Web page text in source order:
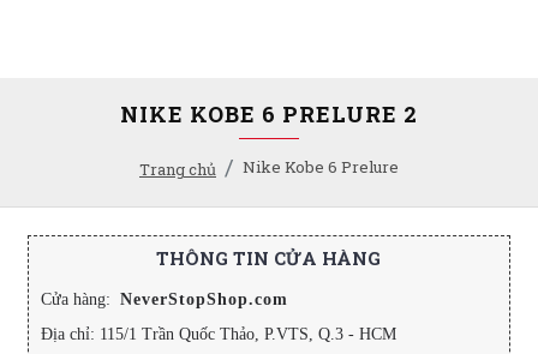
Trang chủ Nike Kobe 6 Prelure
NIKE KOBE 6 PRELURE 2
THÔNG TIN CỬA HÀNG
Cửa hàng: NeverStopShop.com
Địa chỉ: 115/1 Trần Quốc Thảo, P.VTS, Q.3 - HCM